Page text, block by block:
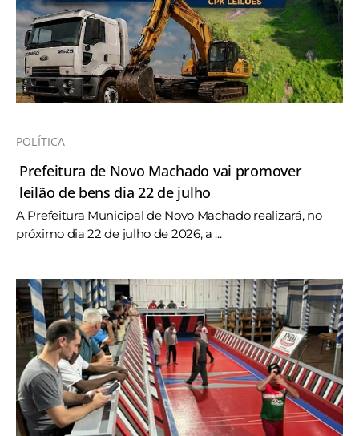
POLÍTICA
Prefeitura de Novo Machado vai promover
leilão de bens dia 22 de julho
A Prefeitura Municipal de Novo Machado realizará, no
próximo dia 22 de julho de 2026, a ...